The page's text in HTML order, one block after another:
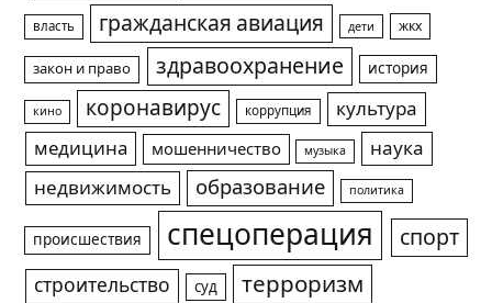
власть гражданская авиация дети жкх
закон и право здравоохранение история
кино коронавирус коррупция
культура
медицина
мошенничество музыка
наука
недвижимость
образование политика
происшествия спецоперация спорт
строительство суд терроризм